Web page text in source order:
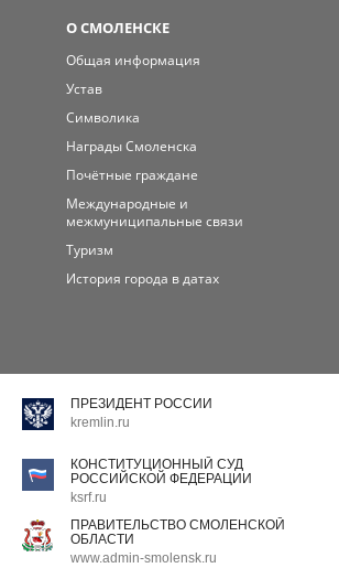
О СМОЛЕНСКЕ
Общая информация
Устав
Символика
Награды Смоленска
Почётные граждане
Международные и
межмуниципальные связи
Туризм
История города в датах
ПРЕЗИДЕНТ РОССИИ
kremlin.ru
КОНСТИТУЦИОННЫЙ СУД
РОССИЙСКОЙ ФЕДЕРАЦИИ
ksrf.ru
ПРАВИТЕЛЬСТВО СМОЛЕНСКОЙ
ОБЛАСТИ
www.admin-smolensk.ru